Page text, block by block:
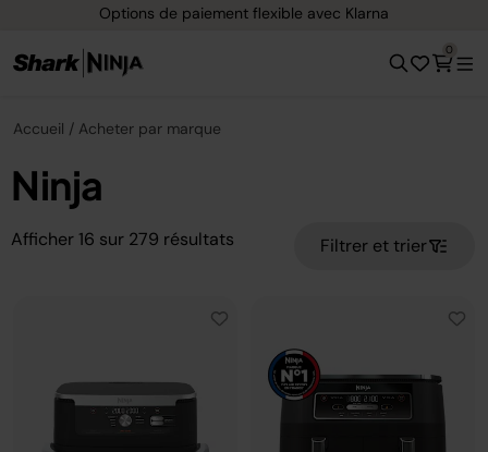
Options de paiement flexible avec Klarna
0
Accueil Acheter par marque
Ninja
Afficher 16 sur 279 résultats Filtrer et trier